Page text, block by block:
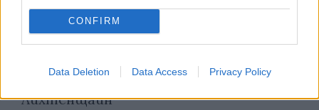
CONFIRM
Data Deletion Data Access Privacy Policy
Лихтенщайн